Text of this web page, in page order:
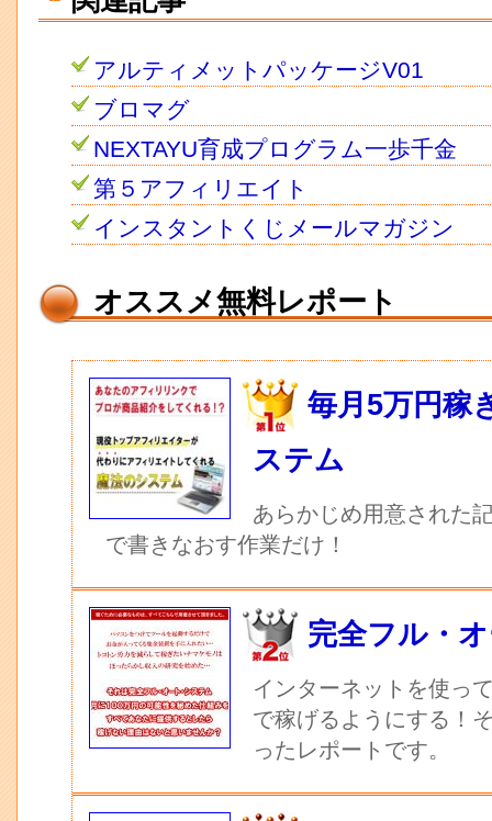
アルティメットパッケージV01
ブロマグ
NEXTAYU育成プログラム一歩千金
第５アフィリエイト
インスタントくじメールマガジン
オススメ無料レポート
毎月5万円稼
ステム
あらかじめ用意された
で書きなおす作業だけ！
完全フル・
インターネットを使っ
で稼げるようにする！
ったレポートです。